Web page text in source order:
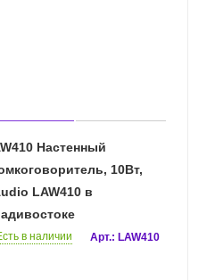
Настенный
10Вт,
LAW410 в
в наличии Арт.: LAW410